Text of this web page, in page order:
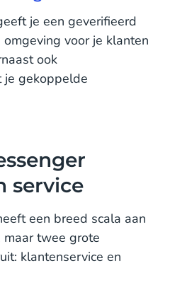
je een geverifieerd
voor je klanten
ook
je gekoppelde
service
een breed scala aan
maar twee grote
klantenservice en